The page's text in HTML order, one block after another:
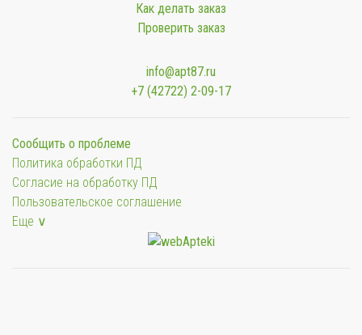
Как делать заказ
Проверить заказ
info@apt87.ru
+7 (42722) 2-09-17
Сообщить о проблеме
Политика обработки ПД
Согласие на обработку ПД
Пользовательское соглашение
Еще ∨